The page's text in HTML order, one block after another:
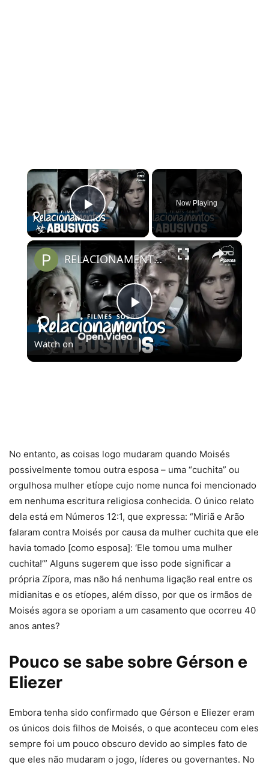
×
Play Video
Now Playing
×
Play
Video
RELACIONAMENTOS ABUSIVOS: 6 FILMES pra entender esse mal | Pipocas Indica
Watch on
No entanto, as coisas logo mudaram quando Moisés
possivelmente tomou outra esposa – uma “cuchita” ou
orgulhosa mulher etíope cujo nome nunca foi mencionado
em nenhuma escritura religiosa conhecida. O único relato
dela está em Números 12:1, que expressa: “Miriã e Arão
falaram contra Moisés por causa da mulher cuchita que ele
havia tomado [como esposa]: ‘Ele tomou uma mulher
cuchita!’” Alguns sugerem que isso pode significar a
própria Zípora, mas não há nenhuma ligação real entre os
midianitas e os etíopes, além disso, por que os irmãos de
Moisés agora se oporiam a um casamento que ocorreu 40
anos antes?
Pouco se sabe sobre Gérson e
Eliezer
Embora tenha sido confirmado que Gérson e Eliezer eram
os únicos dois filhos de Moisés, o que aconteceu com eles
sempre foi um pouco obscuro devido ao simples fato de
que eles não mudaram o jogo, líderes ou governantes. No